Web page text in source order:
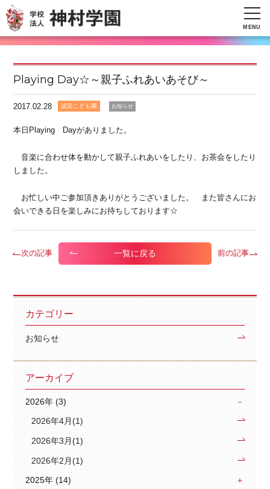
MENU
Playing Day☆～親子ふれあいあそび～
2017.02.28 認定こども園 お知らせ
本日Playing Dayがありました。
音楽に合わせ体を動かして親子ふれあいをしたり、お茶会をしたり
しました。
お忙しい中ご参加頂きありがとうございました。 また皆さんにお
会いできる日を楽しみにお待ちしております☆
次の記事 一覧に戻る 前の記事
カテゴリー
お知らせ
アーカイブ
2026年 (3)
2026年4月(1)
2026年3月(1)
2026年2月(1)
2025年 (14)